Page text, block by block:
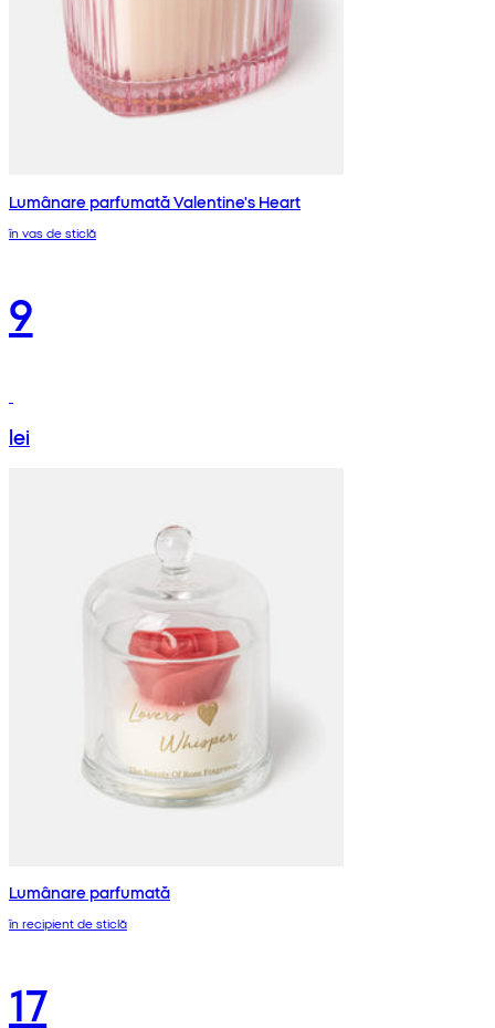
Lumânare parfumată Valentine's Heart
în vas de sticlă
9
lei
Lumânare parfumată
în recipient de sticlă
17